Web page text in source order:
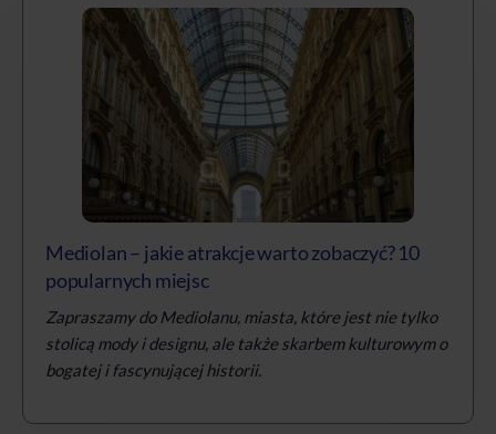
Mediolan – jakie atrakcje warto zobaczyć? 10
popularnych miejsc
Zapraszamy do Mediolanu, miasta, które jest nie tylko
stolicą mody i designu, ale także skarbem kulturowym o
bogatej i fascynującej historii.